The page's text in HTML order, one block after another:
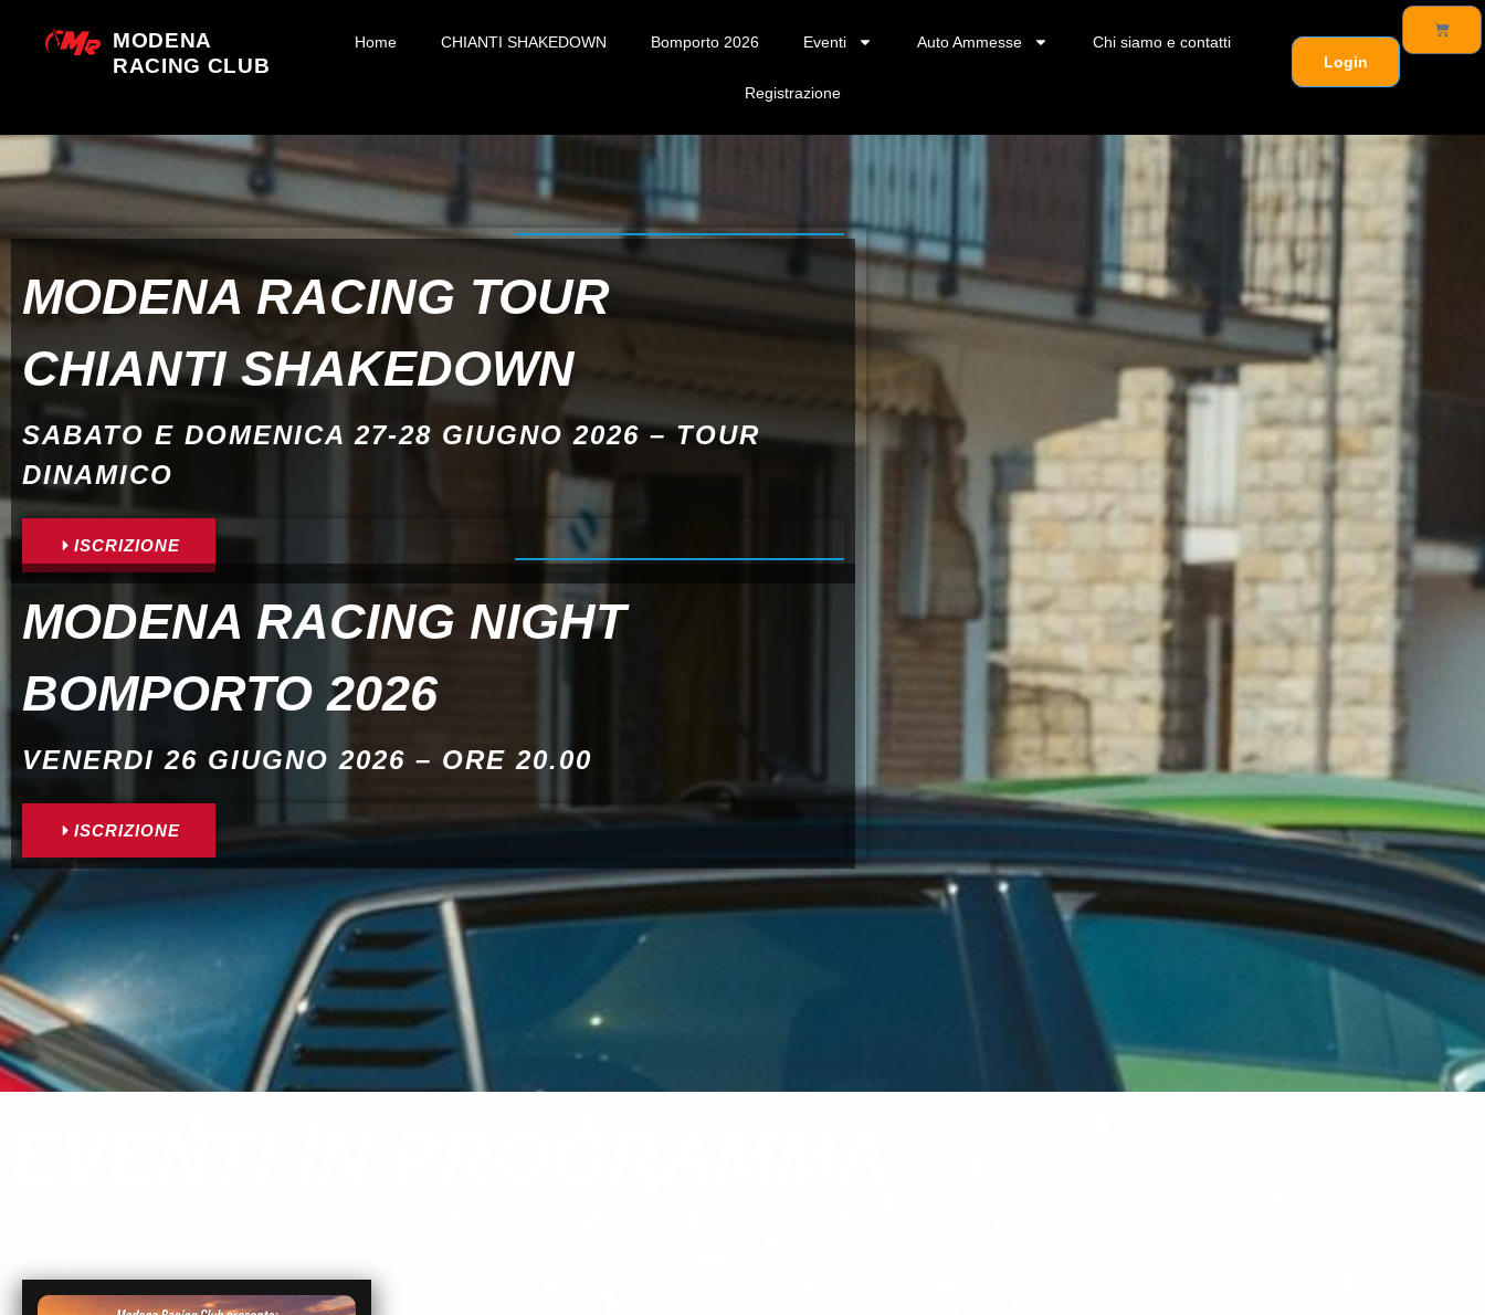
MODENA
RACING CLUB
Home CHIANTI SHAKEDOWN Bomporto 2026 Eventi Auto Ammesse Chi siamo e contatti
Registrazione
Login
MODENA RACING TOUR
CHIANTI SHAKEDOWN
SABATO E DOMENICA 27-28 GIUGNO 2026 – TOUR
DINAMICO
ISCRIZIONE
MODENA RACING NIGHT
BOMPORTO 2026
VENERDI 26 GIUGNO 2026 – ORE 20.00
ISCRIZIONE